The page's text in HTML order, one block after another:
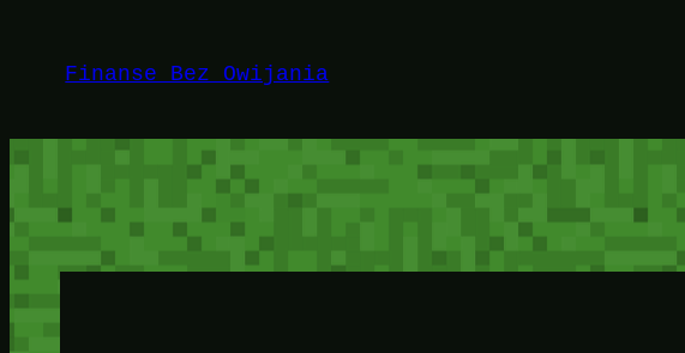
treściFinanse Bez Owijania